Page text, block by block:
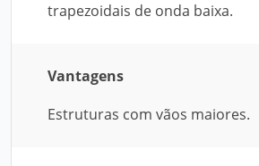
trapezoidais de onda baixa.
Vantagens
Estruturas com vãos maiores.